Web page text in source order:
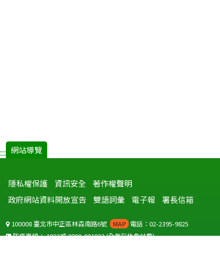
::: 網站導覽
隱私權保護 資訊安全 著作權聲明
政府網站資料開放宣告
雙語詞彙 電子報 署長信箱
100008 臺北市中正區林森南路6號 MAP 電話：02-2395-9825
防疫專線：1922或0800-001922(全年無休免付費)